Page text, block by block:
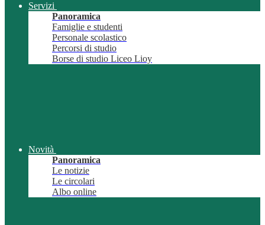
Servizi
Panoramica
Famiglie e studenti
Personale scolastico
Percorsi di studio
Borse di studio Liceo Lioy
Novità
Panoramica
Le notizie
Le circolari
Albo online